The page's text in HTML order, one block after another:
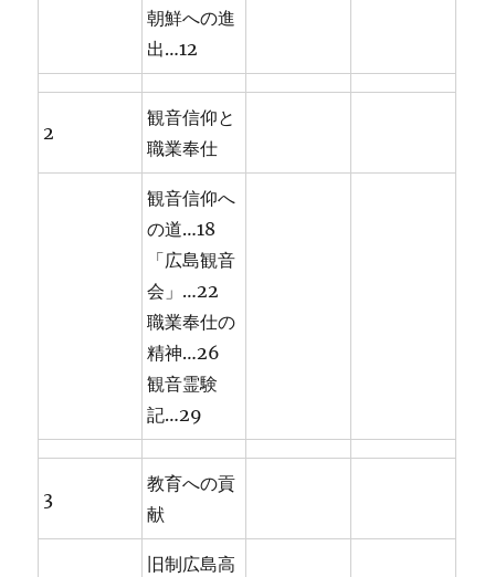
朝鮮への進
出…12
2
観音信仰と
職業奉仕
観音信仰へ
の道…18
「広島観音
会」…22
職業奉仕の
精神…26
観音霊験
記…29
3
教育への貢
献
旧制広島高